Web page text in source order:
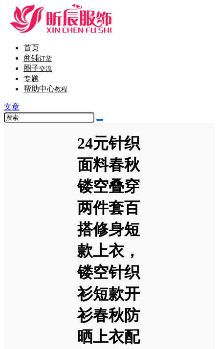
首页
商铺订货
圈子交流
专题
帮助中心教程
文章
24元针织
面料春秋
镂空叠穿
两件套百
搭修身短
款上衣，
镂空针织
衫短款开
衫春秋防
晒上衣配